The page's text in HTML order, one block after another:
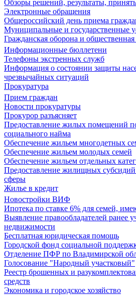
Обзоры решений, результаты,
Электронные обращения
Общероссийский день приема
Муниципальные и государственные
Гражданская оборона и общественная
Информационные бюллетени
Телефоны экстренных служб
Информация о состоянии защиты
чрезвычайных ситуаций
Прокуратура
Прием граждан
Новости прокуратуры
Прокурор разъясняет
Предоставление жилых помещений
социального найма
Обеспечение жильем многодетных
Обеспечение жильем молодых семей
Обеспечение жильем отдельных
Предоставление жилищных
сферы
Жилье в кредит
Новостройки ВИФ
Ипотека по ставке 6% для семей,
Выявление правообладателей ранее
недвижимости
Бесплатная юридическая помощь
Городской фонд социальной
Отделение ПФР по Владимирской
Голосование "Народный участковый"
Реестр брошенных и
средств
Экономика и городское хозяйство